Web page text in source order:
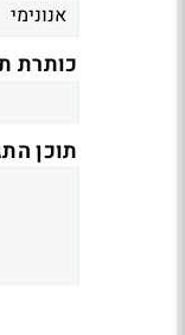
כותרת
תוכן